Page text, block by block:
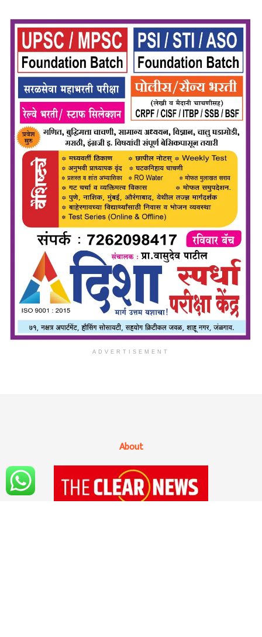
ADVERTISEMENT
About